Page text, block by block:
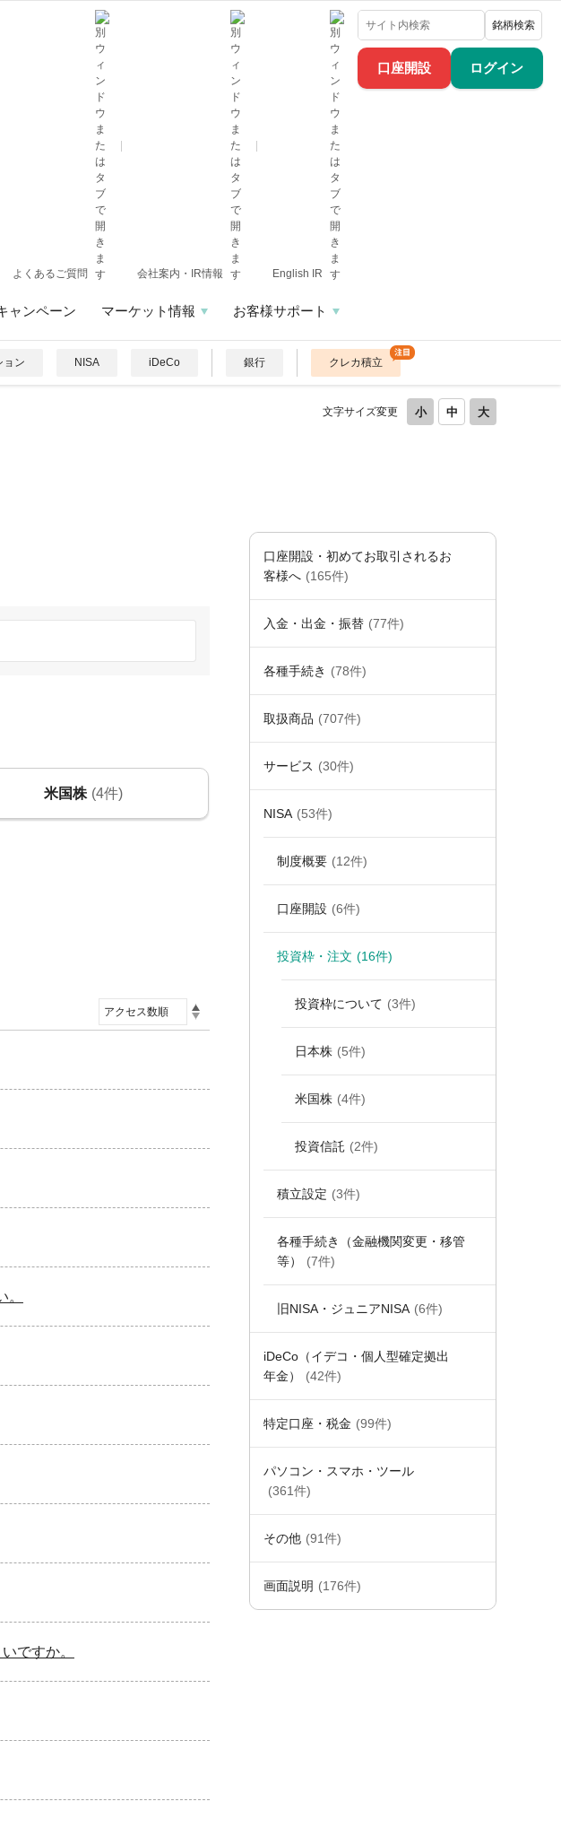
口座開設 ログイン
よくあるご質問 会社案内・IR情報 English IR
銘柄検索
ャンペーン マーケット情報 お客様サポート
ョン NISA iDeCo 銀行 クレカ積立
文字サイズ変更
口座開設・初めてお取引されるお
客様へ (165件)
入金・出金・振替 (77件)
各種手続き (78件)
取扱商品 (707件)
サービス (30件)
NISA (53件)
制度概要 (12件)
口座開設 (6件)
投資枠・注文 (16件)
投資枠について (3件)
日本株 (5件)
米国株 (4件)
投資信託 (2件)
積立設定 (3件)
各種手続き（金融機関変更・移管
等）
(7件)
旧NISA・ジュニアNISA (6件)
iDeCo（イデコ・個人型確定拠出
年金）
(42件)
特定口座・税金 (99件)
パソコン・スマホ・ツール
(361件)
その他 (91件)
画面説明 (176件)
米国株 (4件)
ですか。